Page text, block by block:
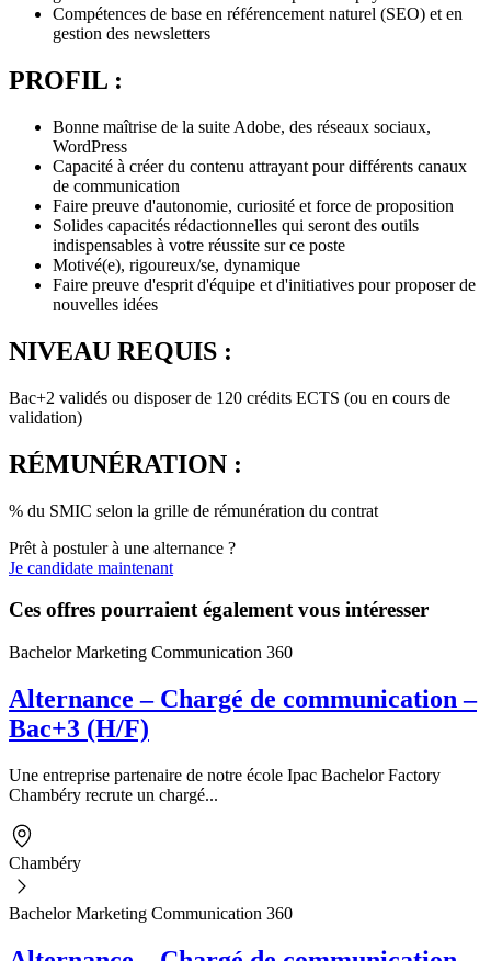
Compétences de base en référencement naturel (SEO) et en
gestion des newsletters
PROFIL :
Bonne maîtrise de la suite Adobe, des réseaux sociaux,
WordPress
Capacité à créer du contenu attrayant pour différents canaux
de communication
Faire preuve d'autonomie, curiosité et force de proposition
Solides capacités rédactionnelles qui seront des outils
indispensables à votre réussite sur ce poste
Motivé(e), rigoureux/se, dynamique
Faire preuve d'esprit d'équipe et d'initiatives pour proposer de
nouvelles idées
NIVEAU REQUIS :
Bac+2 validés ou disposer de 120 crédits ECTS (ou en cours de
validation)
RÉMUNÉRATION :
% du SMIC selon la grille de rémunération du contrat
Prêt à postuler à une alternance ?
Je candidate maintenant
Ces offres pourraient également vous intéresser
Bachelor Marketing Communication 360
Alternance – Chargé de communication –
Bac+3 (H/F)
Une entreprise partenaire de notre école Ipac Bachelor Factory
Chambéry recrute un chargé...
Chambéry
Bachelor Marketing Communication 360